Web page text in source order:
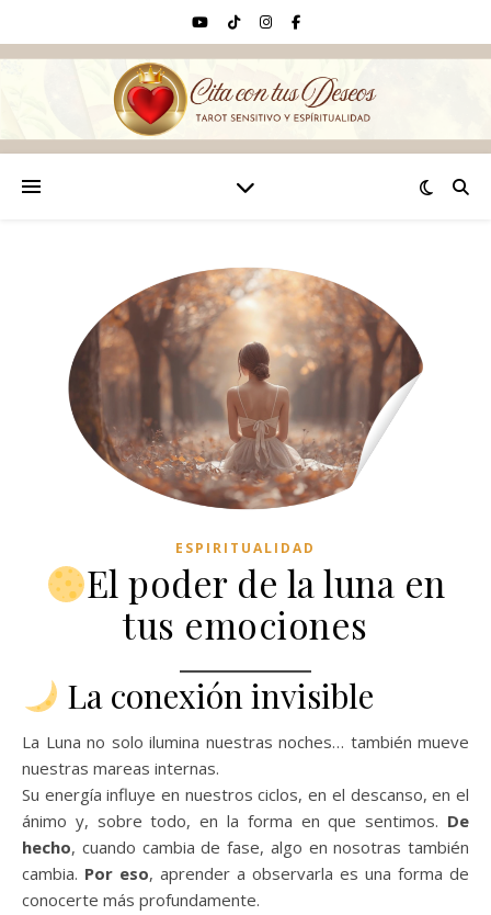
ESPIRITUALIDAD
El poder de la luna en
tus emociones
La conexión invisible
La Luna no solo ilumina nuestras noches… también mueve
nuestras mareas internas.
Su energía influye en nuestros ciclos, en el descanso, en el
ánimo y, sobre todo, en la forma en que sentimos. De
hecho, cuando cambia de fase, algo en nosotras también
cambia. Por eso, aprender a observarla es una forma de
conocerte más profundamente.